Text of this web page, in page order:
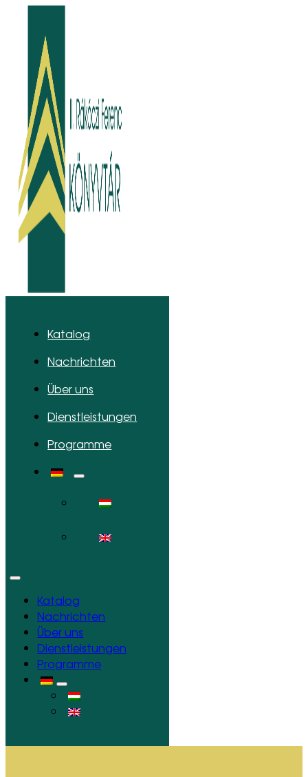
Katalog
Nachrichten
Über uns
Dienstleistungen
Programme
Katalog
Nachrichten
Über uns
Dienstleistungen
Programme